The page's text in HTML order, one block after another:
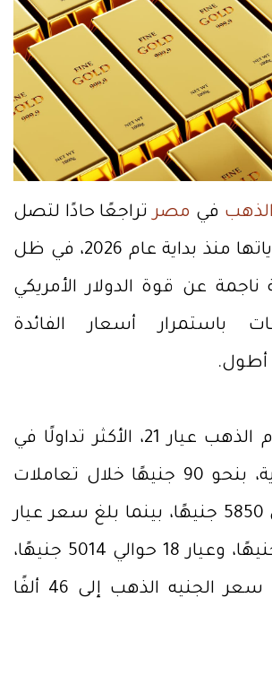
الذهب في مصرتراجعًا حادًا لتصل
إلى أدنى مستوياتها منذ بداية عام 2026، في ظل
عن قوة الدولار الأمريكي
باستمرار أسعار الفائدة
أطول.
هبط سعر غرام الذهب عيار 21، الأكثر تداولًا في
السوق المصرية، بنحو 90 جنيهًا خلال تعاملات
الثلاثاء ليسجل 5850 جنيهًا، بينما بلغ سعر عيار
24 نحو 6686 جنيهًا، وعيار 18 حوالي 5014 جنيهًا،
في حين وصل سعر الجنيه الذهب إلى 46 ألفًا